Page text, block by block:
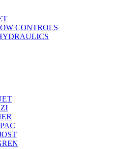
CONTROLS